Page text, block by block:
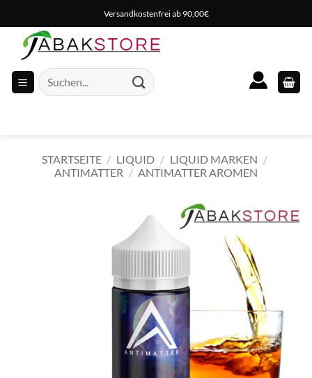
Inhalt
springen
Versandkostenfrei ab 90,00€
Suche
nach:
STARTSEITE / LIQUID / LIQUID MARKEN /
ANTIMATTER / ANTIMATTER AROMEN